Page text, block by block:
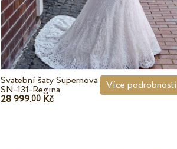
Svatební šaty Supernova
SN-131-Regina
28 999.00 Kč
Více podrobností